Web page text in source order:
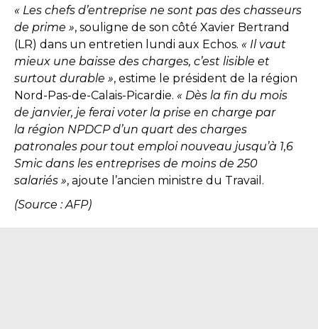
« Les chefs d’entreprise ne sont pas des chasseurs
de prime », souligne de son côté Xavier Bertrand
(LR) dans un entretien lundi aux Echos. « Il vaut
mieux une baisse des charges, c’est lisible et
surtout durable », estime le président de la région
Nord-Pas-de-Calais-Picardie. « Dès la fin du mois
de janvier, je ferai voter la prise en charge par
la région NPDCP d’un quart des charges
patronales pour tout emploi nouveau jusqu’à 1,6
Smic dans les entreprises de moins de 250
salariés », ajoute l’ancien ministre du Travail.
(Source : AFP)